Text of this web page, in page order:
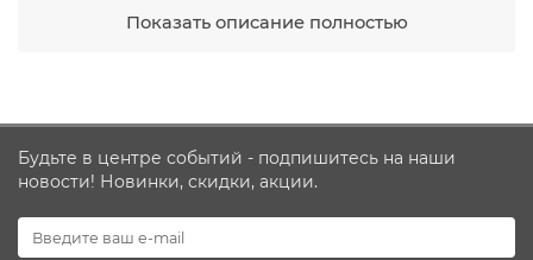
качество продукции и индивидуальный подход к
Показать описание полностью
Будьте в центре событий - подпишитесь на наши
новости! Новинки, скидки, акции.